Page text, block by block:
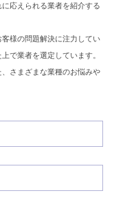
応えられる業者を紹介する
様の問題解決に注力してい
で業者を選定しています。
さまざまな業種のお悩みや